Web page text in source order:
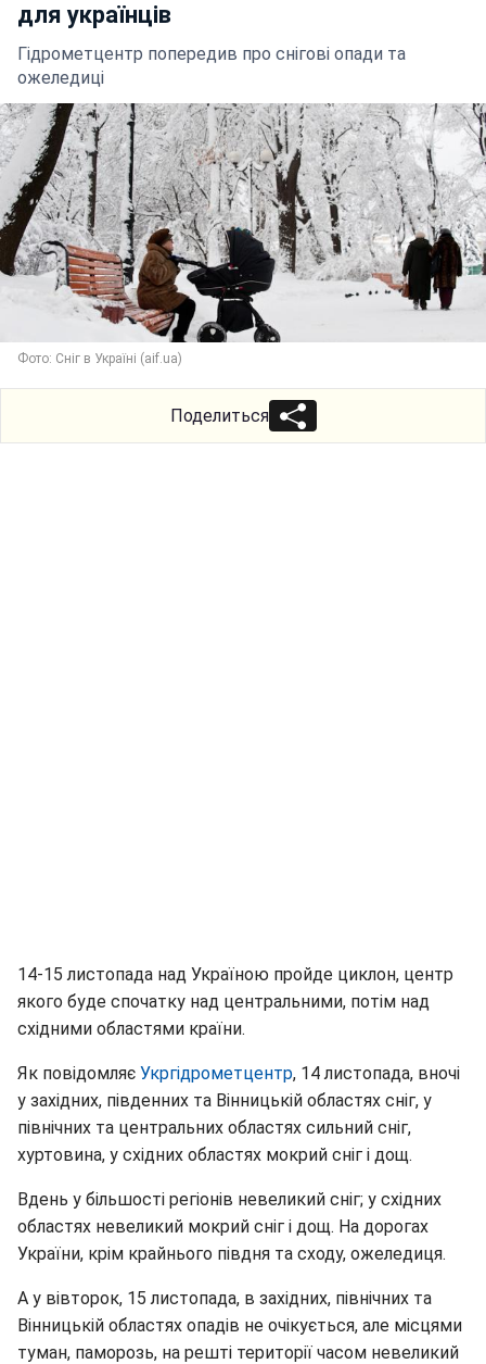
для українців
Гідрометцентр попередив про снігові опади та
ожеледиці
Фото: Сніг в Україні (aif.ua)
Поделиться
14-15 листопада над Україною пройде циклон, центр
якого буде спочатку над центральними, потім над
східними областями країни.
Як повідомляє Укргідрометцентр, 14 листопада, вночі
у західних, південних та Вінницькій областях сніг, у
північних та центральних областях сильний сніг,
хуртовина, у східних областях мокрий сніг і дощ.
Вдень у більшості регіонів невеликий сніг; у східних
областях невеликий мокрий сніг і дощ. На дорогах
України, крім крайнього півдня та сходу, ожеледиця.
А у вівторок, 15 листопада, в західних, північних та
Вінницькій областях опадів не очікується, але місцями
туман, паморозь, на решті території часом невеликий